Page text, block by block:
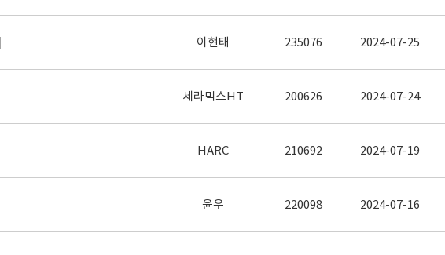
이현태 235076 2024-07-25
세라믹스HT 200626 2024-07-24
HARC 210692 2024-07-19
윤우 220098 2024-07-16